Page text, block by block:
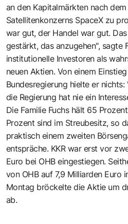
an den Kapitalmärkten nach
Satellitenkonzerns SpaceX zu
war gut, der Handel war gut.
gestärkt, das anzugehen", sagte
institutionelle Investoren als
neuen Aktien. Von einem
Bundesregierung hielte er
die Regierung hat nie ein
Die Familie Fuchs hält 65
Prozent sind im Streubesitz, so
praktisch einem zweiten
entspräche. KKR war erst vor
Euro bei OHB eingestiegen.
von OHB auf 7,9 Milliarden Euro
Montag bröckelte die Aktie um
ab.